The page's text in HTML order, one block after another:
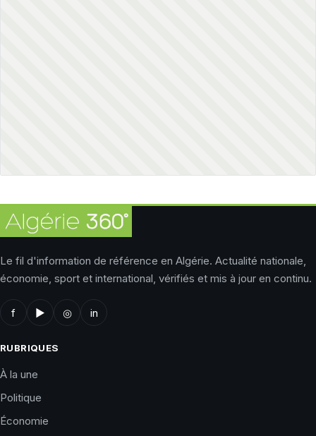
Le fil d'information de référence en Algérie. Actualité nationale,
économie, sport et international, vérifiés et mis à jour en continu.
f ▶ ◎ in
RUBRIQUES
À la une
Politique
Économie